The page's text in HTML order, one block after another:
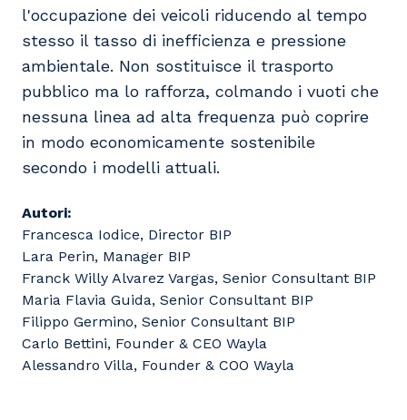
l'occupazione dei veicoli riducendo al tempo
stesso il tasso di inefficienza e pressione
ambientale. Non sostituisce il trasporto
pubblico ma lo rafforza, colmando i vuoti che
nessuna linea ad alta frequenza può coprire
in modo economicamente sostenibile
secondo i modelli attuali.
Autori:
Francesca Iodice, Director BIP
Lara Perin, Manager BIP
Franck Willy Alvarez Vargas, Senior Consultant BIP
Maria Flavia Guida, Senior Consultant BIP
Filippo Germino, Senior Consultant BIP
Carlo Bettini, Founder & CEO Wayla
Alessandro Villa, Founder & COO Wayla